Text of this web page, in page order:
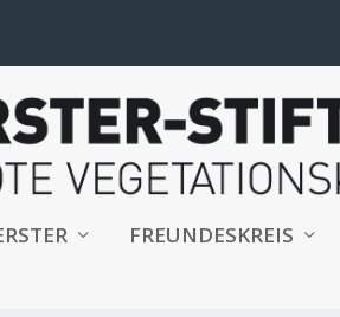
FREUNDESKREIS